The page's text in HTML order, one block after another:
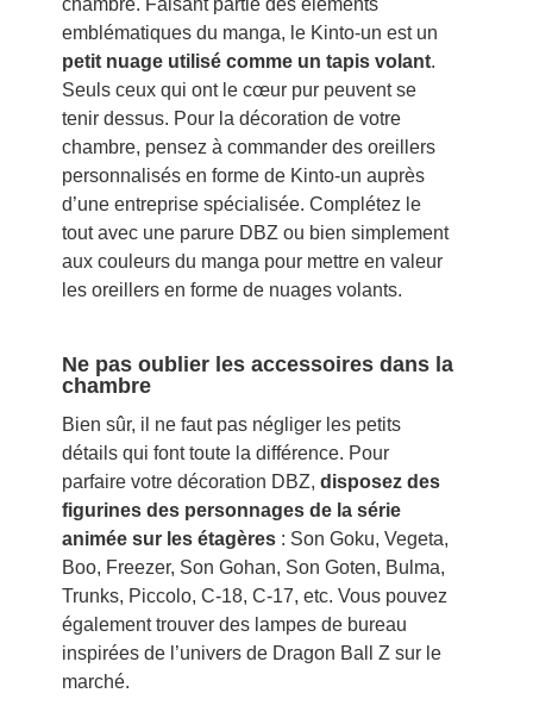
chambre. Faisant partie des éléments
emblématiques du manga, le Kinto-un est un
petit nuage utilisé comme un tapis volant.
Seuls ceux qui ont le cœur pur peuvent se
tenir dessus. Pour la décoration de votre
chambre, pensez à commander des oreillers
personnalisés en forme de Kinto-un auprès
d’une entreprise spécialisée. Complétez le
tout avec une parure DBZ ou bien simplement
aux couleurs du manga pour mettre en valeur
les oreillers en forme de nuages volants.
Ne pas oublier les accessoires dans la
chambre
Bien sûr, il ne faut pas négliger les petits
détails qui font toute la différence. Pour
parfaire votre décoration DBZ, disposez des
figurines des personnages de la série
animée sur les étagères : Son Goku, Vegeta,
Boo, Freezer, Son Gohan, Son Goten, Bulma,
Trunks, Piccolo, C-18, C-17, etc. Vous pouvez
également trouver des lampes de bureau
inspirées de l’univers de Dragon Ball Z sur le
marché.